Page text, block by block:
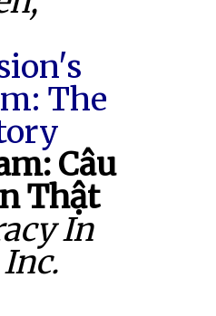
The
Câu
Thật
In